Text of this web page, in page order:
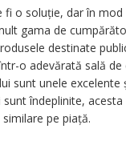
fi o soluţie, dar în
gama de
destinate
o adevărată sală
sunt unele
îndeplinite,
pe piață.